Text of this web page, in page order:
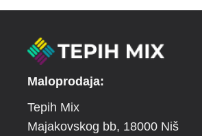
Maloprodaja:
Tepih Mix
Majakovskog bb, 18000 Niš